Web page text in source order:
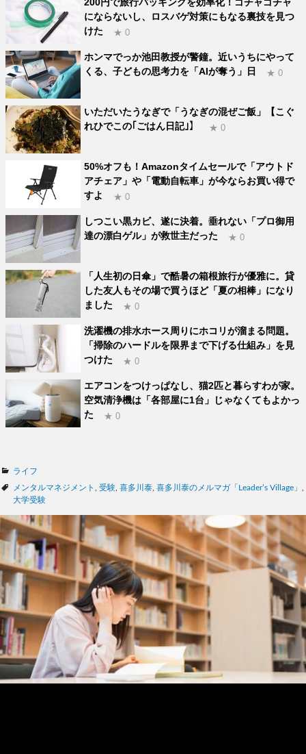
にならないし、ロスバゲ対策にもなる裏技を見つ
けた
★ 0
ホンマでっか池田教授が警鐘。近いうちにやって
くる、子どもの思考力を「AIが奪う」日
★ 0
いただいたうなぎで「うなぎの混ぜご飯」【こぐ
れひでこの｢ごはん日記｣】
★ 0
50%オフも！Amazonタイムセールで「アウトド
アチェア」や「電動自転車」が今ならお買い得で
すよ
★ 0
しつこい黒カビ、遂に決着。垂れない「プロ御用
達の漂白ゲル」が救世主だった
★ 0
「人生初の日傘」で酷暑の箱根旅行が優雅に。貸
した友人もその場で買うほど「夏の相棒」になり
ました
★ 0
洗濯機の排水ホース周りにホコリが溜まる問題。
「掃除のハードルを限界まで下げる仕組み」を見
つけた
★ 0
エアコンをつけっぱなし、猫2匹と暮らすわが家。
空気清浄機は「各部屋に1台」じゃなくてもよかっ
た
★ 0
カ
テ
ゴ
ー
ライフ
タ
グ
メンタルマネジメント 受験 喜多川泰 喜多川泰のメルマガ「Leader’s Village」
大学受験